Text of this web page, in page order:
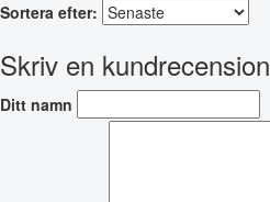
Sortera efter:
Skriv en kundrecension
Ditt namn